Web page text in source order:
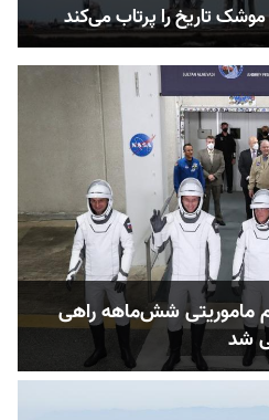
تاریخ را پرتاب می‌کند
ماموریتی شش‌ماهه راهی
شد